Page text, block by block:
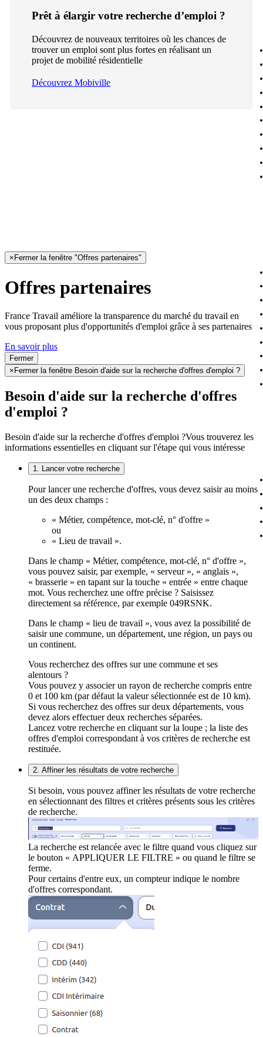
Prêt à élargir votre recherche d’emploi ?
Découvrez de nouveaux territoires où les chances de
trouver un emploi sont plus fortes en réalisant un
projet de mobilité résidentielle
Découvrez Mobiville
× Fermer la fenêtre "Offres partenaires"
Offres partenaires
France Travail améliore la transparence du marché du travail en
vous proposant plus d'opportunités d'emploi grâce à ses partenaires
En savoir plus
Fermer
× Fermer la fenêtre Besoin d'aide sur la recherche d'offres d'emploi ?
Besoin d'aide sur la recherche d'offres
d'emploi ?
Besoin d'aide sur la recherche d'offres d'emploi ?Vous trouverez les
informations essentielles en cliquant sur l'étape qui vous intéresse
1. Lancer votre recherche
Pour lancer une recherche d'offres, vous devez saisir au moins
un des deux champs :
« Métier, compétence, mot-clé, n° d'offre »
ou
« Lieu de travail ».
Dans le champ « Métier, compétence, mot-clé, n° d'offre »,
vous pouvez saisir, par exemple, « serveur », « anglais »,
« brasserie » en tapant sur la touche « entrée » entre chaque
mot. Vous recherchez une offre précise ? Saisissez
directement sa référence, par exemple 049RSNK.
Dans le champ « lieu de travail », vous avez la possibilité de
saisir une commune, un département, une région, un pays ou
un continent.
Vous recherchez des offres sur une commune et ses
alentours ?
Vous pouvez y associer un rayon de recherche compris entre
0 et 100 km (par défaut la valeur sélectionnée est de 10 km).
Si vous recherchez des offres sur deux départements, vous
devez alors effectuer deux recherches séparées.
Lancez votre recherche en cliquant sur la loupe ; la liste des
offres d'emploi correspondant à vos critères de recherche est
restituée.
2. Affiner les résultats de votre recherche
Si besoin, vous pouvez affiner les résultats de votre recherche
en sélectionnant des filtres et critères présents sous les critères
de recherche.
La recherche est relancée avec le filtre quand vous cliquez sur
le bouton « APPLIQUER LE FILTRE » ou quand le filtre se
ferme.
Pour certains d'entre eux, un compteur indique le nombre
d'offres correspondant.